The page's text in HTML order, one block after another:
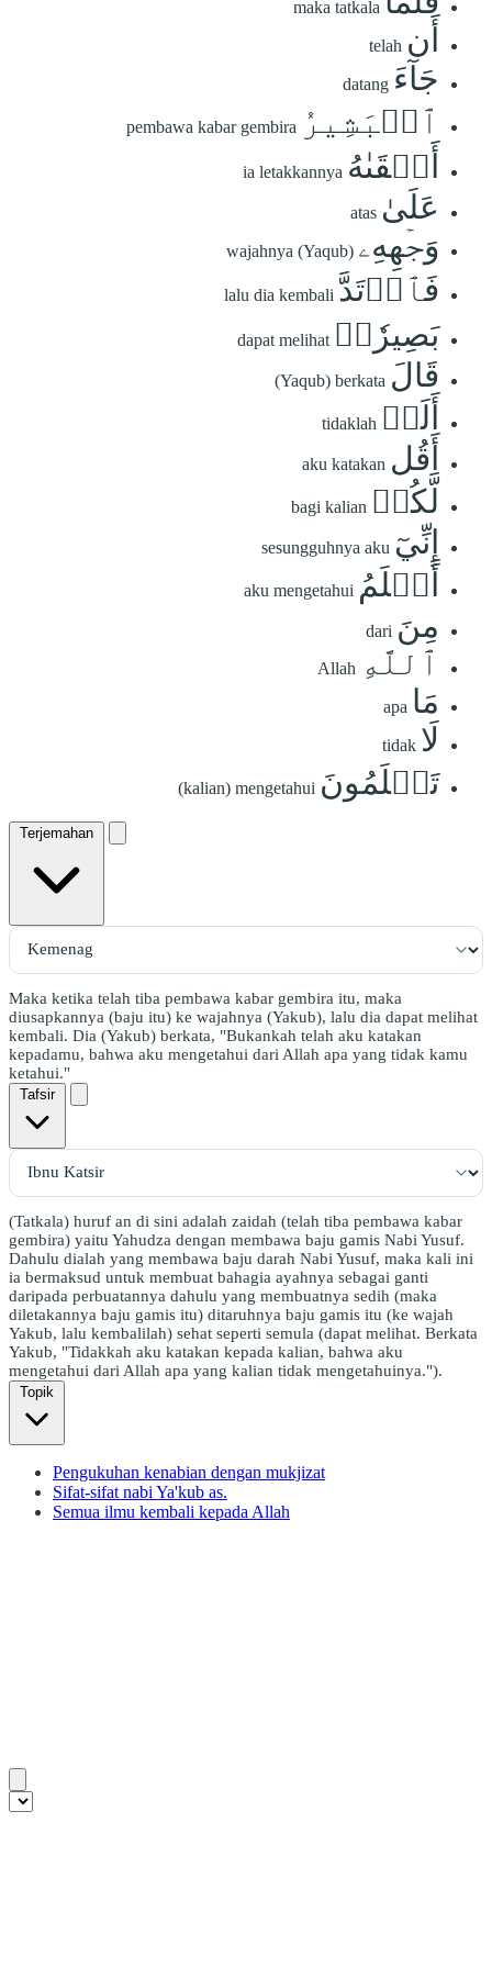
maka tatkala
أَن telah
جَآءَ datang
ٱلۡبَشِيرُ pembawa kabar gembira
أَلۡقَىٰهُ ia letakkannya
عَلَىٰ atas
وَجۡهِهِۦ wajahnya (Yaqub)
فَٱرۡتَدَّ lalu dia kembali
بَصِيرٗاۖ dapat melihat
قَالَ (Yaqub) berkata
أَلَمۡ tidaklah
أَقُل aku katakan
لَّكُمۡ bagi kalian
إِنِّيٓ sesungguhnya aku
أَعۡلَمُ aku mengetahui
مِنَ dari
ٱللَّهِ Allah
مَا apa
لَا tidak
تَعۡلَمُونَ (kalian) mengetahui
Terjemahan
Maka ketika telah tiba pembawa kabar gembira itu, maka
diusapkannya (baju itu) ke wajahnya (Yakub), lalu dia dapat melihat
kembali. Dia (Yakub) berkata, "Bukankah telah aku katakan
kepadamu, bahwa aku mengetahui dari Allah apa yang tidak kamu
ketahui."
Tafsir
(Tatkala) huruf an di sini adalah zaidah (telah tiba pembawa kabar
gembira) yaitu Yahudza dengan membawa baju gamis Nabi Yusuf.
Dahulu dialah yang membawa baju darah Nabi Yusuf, maka kali ini
ia bermaksud untuk membuat bahagia ayahnya sebagai ganti
daripada perbuatannya dahulu yang membuatnya sedih (maka
diletakannya baju gamis itu) ditaruhnya baju gamis itu (ke wajah
Yakub, lalu kembalilah) sehat seperti semula (dapat melihat. Berkata
Yakub, "Tidakkah aku katakan kepada kalian, bahwa aku
mengetahui dari Allah apa yang kalian tidak mengetahuinya.").
Topik
Pengukuhan kenabian dengan mukjizat
Sifat-sifat nabi Ya'kub as.
Semua ilmu kembali kepada Allah